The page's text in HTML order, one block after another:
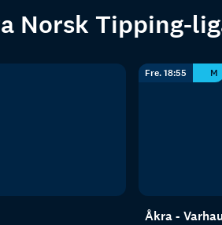
Norsk Tipping-
Fre. 18:55 M
Åkra -